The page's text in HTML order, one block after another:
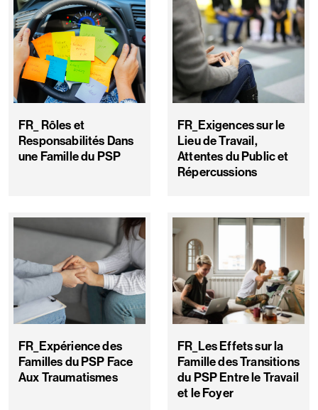
FR_ Rôles et
Responsabilités Dans
une Famille du PSP
FR_Exigences sur le
Lieu de Travail,
Attentes du Public et
Répercussions
FR_Expérience des
Familles du PSP Face
Aux Traumatismes
FR_Les Effets sur la
Famille des Transitions
du PSP Entre le Travail
et le Foyer